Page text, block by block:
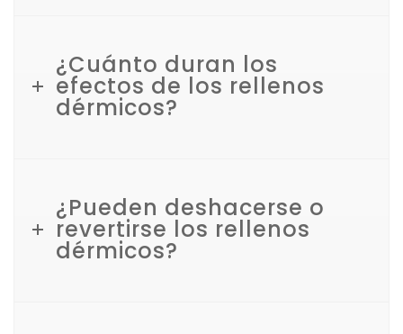
¿Cuánto duran los
efectos de los rellenos
dérmicos?
¿Pueden deshacerse o
revertirse los rellenos
dérmicos?